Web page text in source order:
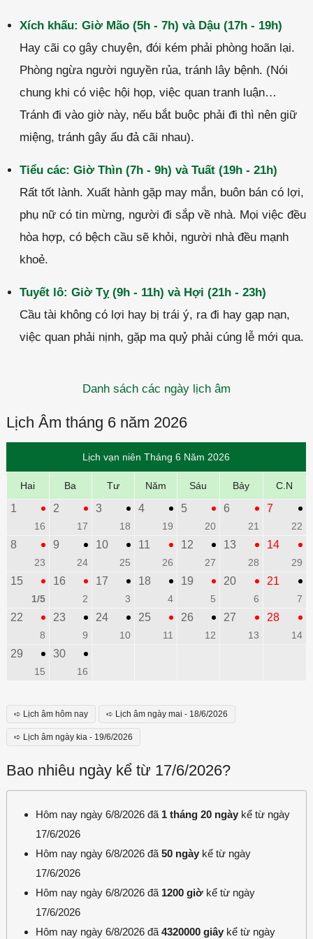
Xích khấu: Giờ Mão (5h - 7h) và Dậu (17h - 19h)
Hay cãi cọ gây chuyện, đói kém phải phòng hoãn lại.
Phòng ngừa người nguyền rủa, tránh lây bệnh. (Nói
chung khi có việc hội họp, việc quan tranh luận…
Tránh đi vào giờ này, nếu bắt buộc phải đi thì nên giữ
miệng, tránh gây ẩu đả cãi nhau).
Tiểu các: Giờ Thìn (7h - 9h) và Tuất (19h - 21h)
Rất tốt lành. Xuất hành gặp may mắn, buôn bán có lợi,
phụ nữ có tin mừng, người đi sắp về nhà. Mọi việc đều
hòa hợp, có bệch cầu sẽ khỏi, người nhà đều mạnh
khoẻ.
Tuyết lô: Giờ Tỵ (9h - 11h) và Hợi (21h - 23h)
Cầu tài không có lợi hay bị trái ý, ra đi hay gạp nạn,
việc quan phải nịnh, gặp ma quỷ phải cúng lễ mới qua.
Danh sách các ngày lịch âm
Lịch Âm tháng 6 năm 2026
Lịch vạn niên Tháng 6 Năm 2026
Hai Ba Tư Năm Sáu Bảy C.N
1
16
2
17
3
18
4
19
5
20
6
21
7
22
8
23
9
24
10
25
11
26
12
27
13
28
14
29
15
1/5
16
2
17
3
18
4
19
5
20
6
21
7
22
8
23
9
24
10
25
11
26
12
27
13
28
14
29
15
30
16
➪ Lịch âm hôm nay ➪ Lịch âm ngày mai - 18/6/2026
➪ Lịch âm ngày kia - 19/6/2026
Bao nhiêu ngày kể từ 17/6/2026?
Hôm nay ngày 6/8/2026 đã 1 tháng 20 ngày kể từ ngày
17/6/2026
Hôm nay ngày 6/8/2026 đã50 ngày kể từ ngày
17/6/2026
Hôm nay ngày 6/8/2026 đã 1200 giờ kể từ ngày
17/6/2026
Hôm nay ngày 6/8/2026 đã4320000 giây kể từ ngày